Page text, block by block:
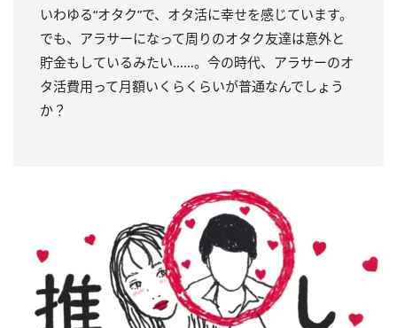
いわゆる“オタク”で、オタ活に幸せを感じています。
でも、アラサーになって周りのオタク友達は意外と
貯金もしているみたい……。今の時代、アラサーのオ
タ活費用って月額いくらくらいが普通なんでしょう
か？